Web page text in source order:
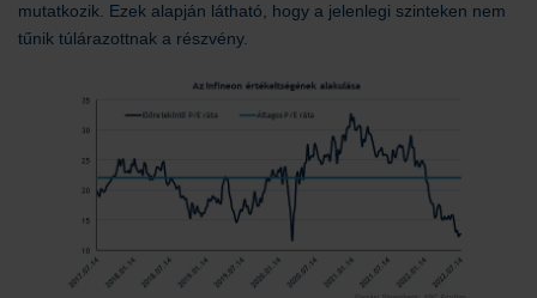
mutatkozik. Ezek alapján látható, hogy a jelenlegi szinteken nem
tűnik túlárazottnak a részvény.